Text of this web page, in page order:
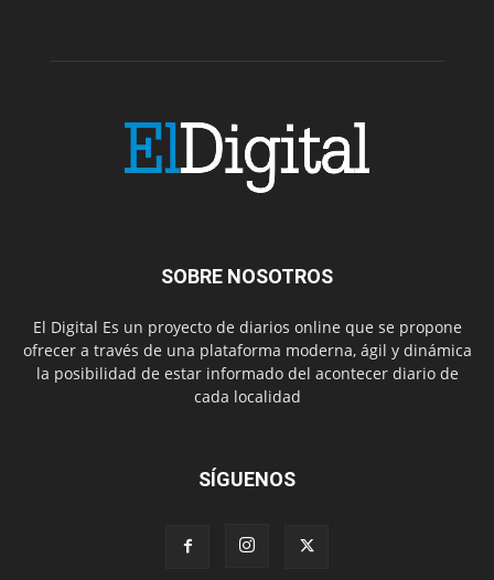
SOBRE NOSOTROS
El Digital Es un proyecto de diarios online que se propone
ofrecer a través de una plataforma moderna, ágil y dinámica
la posibilidad de estar informado del acontecer diario de
cada localidad
SÍGUENOS